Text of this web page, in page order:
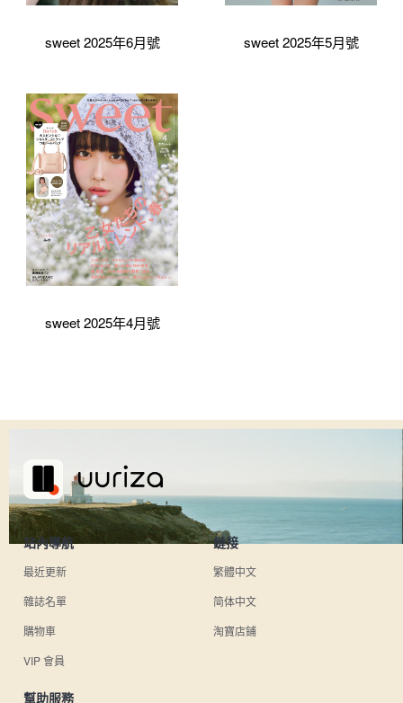
sweet 2025年6月號 sweet 2025年5月號
sweet 2025年4月號
站內導航
最近更新
雜誌名單
購物車
VIP 會員
鏈接
繁體中文
简体中文
淘寶店鋪
幫助服務